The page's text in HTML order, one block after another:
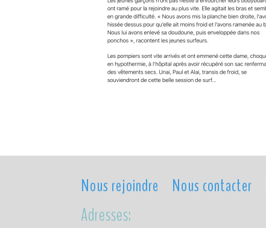
Nous rejoindre Nous contacter
Adresses: